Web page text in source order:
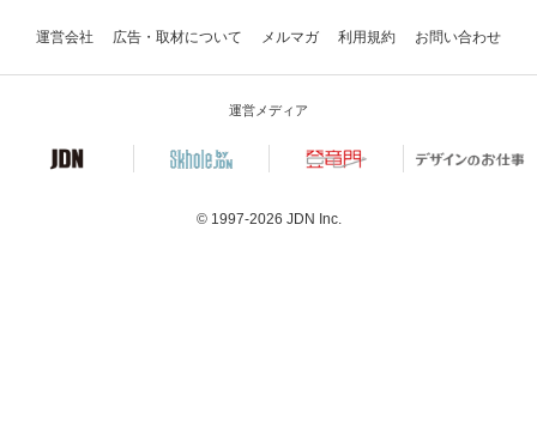
運営会社 広告・取材について メルマガ 利用規約 お問い合わせ
運営メディア
© 1997-2026 JDN Inc.